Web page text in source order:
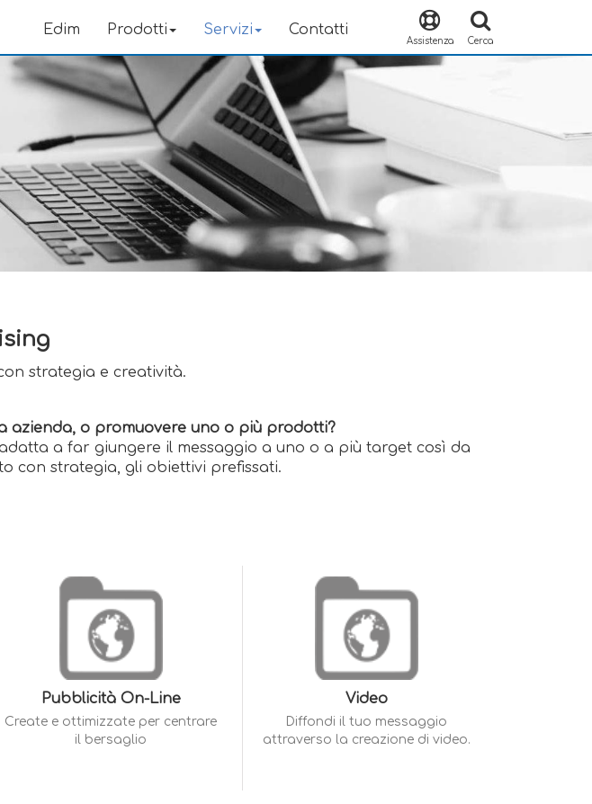
Edim Prodotti Servizi Contatti
Assistenza Cerca
strategia e creatività.
azienda, o promuovere uno o più prodotti?
a far giungere il messaggio a uno o a più target così da
con strategia, gli obiettivi prefissati.
Pubblicità On-Line
Create e ottimizzate per centrare
il bersaglio
Video
Diffondi il tuo messaggio
attraverso la creazione di video.